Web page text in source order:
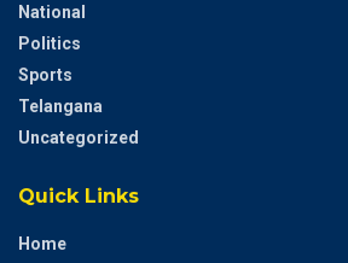
National
Politics
Sports
Telangana
Uncategorized
Quick Links
Home